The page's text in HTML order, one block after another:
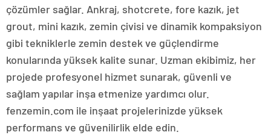
çözümler sağlar. Ankraj, shotcrete, fore kazık, jet
grout, mini kazık, zemin çivisi ve dinamik kompaksiyon
gibi tekniklerle zemin destek ve güçlendirme
konularında yüksek kalite sunar. Uzman ekibimiz, her
projede profesyonel hizmet sunarak, güvenli ve
sağlam yapılar inşa etmenize yardımcı olur.
fenzemin.com ile inşaat projelerinizde yüksek
performans ve güvenilirlik elde edin.